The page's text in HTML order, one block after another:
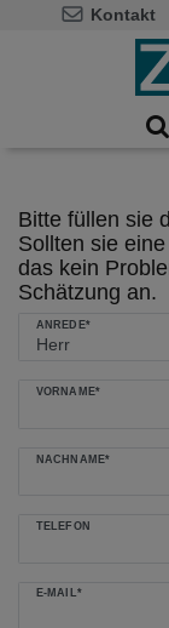
Kontakt
Bitte füllen sie
Sollten sie
das kein
Schätzung an.
ANREDE*
VORNAME*
NACHNAME*
TELEFON
E-MAIL*